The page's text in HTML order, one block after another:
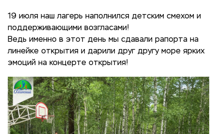
19 июля наш лагерь наполнился детским смехом и
поддерживающими возгласами!
Ведь именно в этот день мы сдавали рапорта на
линейке открытия и дарили друг другу море ярких
эмоций на концерте открытия!